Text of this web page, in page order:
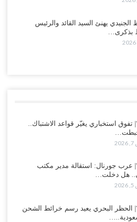
مدير مكتب العليمي.. هل دخلت سلطة
اشتباكات قبلية مع فصائل سعودية
معاقل الزبيدي.. القبائل تستنفر و”درع
داخل معسكر التحالف… والإصلاح يصعّد
واسعاً..!
الجنيدي يهنئ السيد القائد والرئيس
بذكرى…
تفوق استخباري يغيّر قواعد الاشتباك..
عرب جورنال: استقالة مدير مكتب
هل دخلت…
الحظر البحري يعيد رسم خرائط الشحن